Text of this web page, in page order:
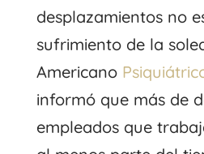
desplazamientos no
sufrimiento de la
Americano
informó que más de
empleados que